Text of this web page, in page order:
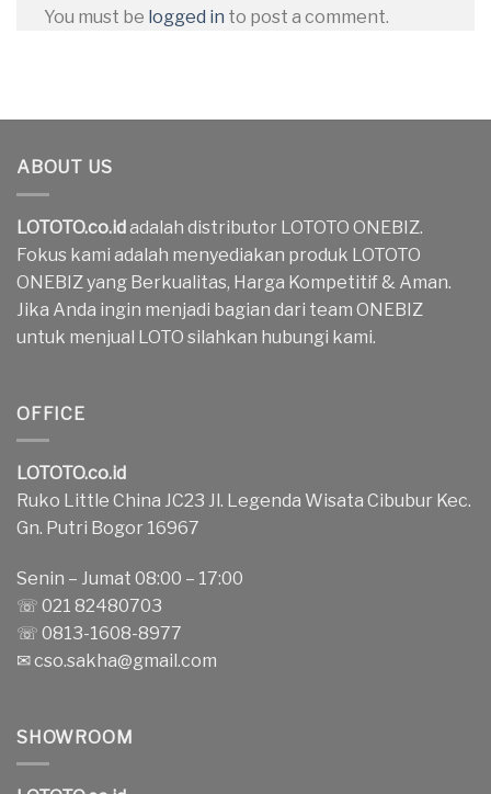
You must be logged in to post a comment.
ABOUT US
LOTOTO.co.idadalah distributor LOTOTO ONEBIZ.
Fokus kami adalah menyediakan produk LOTOTO
ONEBIZ yang Berkualitas, Harga Kompetitif & Aman.
Jika Anda ingin menjadi bagian dari team ONEBIZ
untuk menjual LOTO silahkan hubungi kami.
OFFICE
LOTOTO.co.id
Ruko Little China JC23 Jl. Legenda Wisata Cibubur Kec.
Gn. Putri Bogor 16967
Senin – Jumat 08:00 – 17:00
☏ 021 82480703
☏ 0813-1608-8977
✉cso.sakha@gmail.com
SHOWROOM